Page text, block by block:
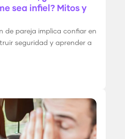
sea infiel? Mitos y
de pareja implica confiar en
seguridad y aprender a